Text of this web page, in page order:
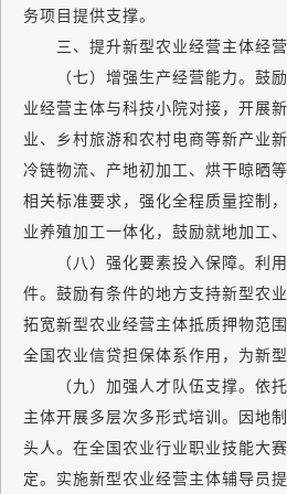
务项目提供支撑。
三、提升新型农业经营主体经
（七）增强生产经营能力。鼓励
业经营主体与科技小院对接，开展
业、乡村旅游和农村电商等新产业
冷链物流、产地初加工、烘干晾晒
相关标准要求，强化全程质量控制
业养殖加工一体化，鼓励就地加工、
（八）强化要素投入保障。利用
件。鼓励有条件的地方支持新型农
拓宽新型农业经营主体抵质押物范
全国农业信贷担保体系作用，为新
（九）加强人才队伍支撑。依托
主体开展多层次多形式培训。因地
头人。在全国农业行业职业技能大
定。实施新型农业经营主体辅导员